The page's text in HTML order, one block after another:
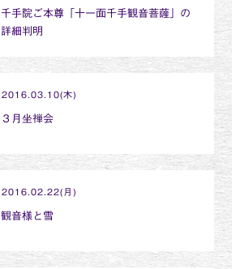
千手院ご本尊「十一面千手観音菩薩」の
詳細判明
2016.03.10(木)
３月坐禅会
2016.02.22(月)
観音様と雪